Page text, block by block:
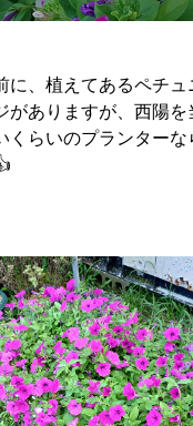
に、植えてあるペチュ
がありますが、西陽
くらいのプランター